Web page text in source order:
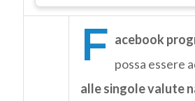
F acebook
possa essere
alle singole valute